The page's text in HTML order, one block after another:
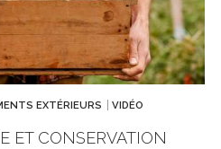
EXTÉRIEURS VIDÉO
ET CONSERVATION